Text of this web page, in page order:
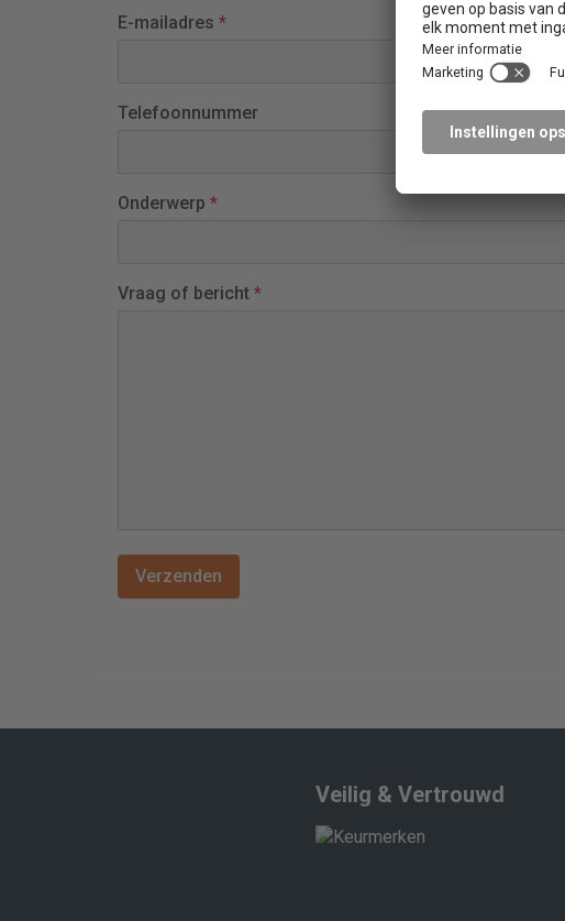
E-mailadres *
Telefoonnummer
Onderwerp *
Vraag of bericht *
Veilig & Vertrouwd